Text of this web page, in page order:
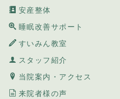
安産整体
睡眠改善サポート
すいみん教室
スタッフ紹介
当院案内・アクセス
来院者様の声